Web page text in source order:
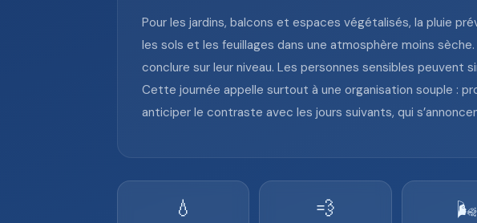
Pour les jardins, balcons et espaces végétalisés, la pluie
les sols et les feuillages dans une atmosphère moins
conclure sur leur niveau. Les personnes sensibles
Cette journée appelle surtout à une organisation souple :
anticiper le contraste avec les jours suivants, qui
💧 💨 🌬️